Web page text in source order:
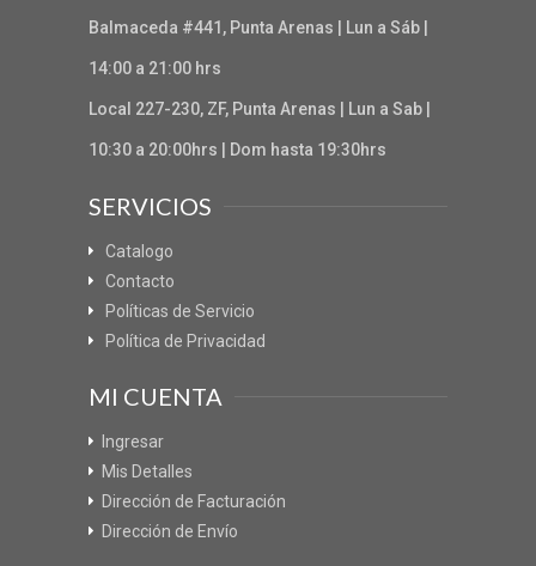
Balmaceda #441, Punta Arenas | Lun a Sáb |
14:00 a 21:00 hrs
Local 227-230, ZF, Punta Arenas | Lun a Sab |
10:30 a 20:00hrs | Dom hasta 19:30hrs
SERVICIOS
Catalogo
Contacto
Políticas de Servicio
Política de Privacidad
MI CUENTA
Ingresar
Mis Detalles
Dirección de Facturación
Dirección de Envío